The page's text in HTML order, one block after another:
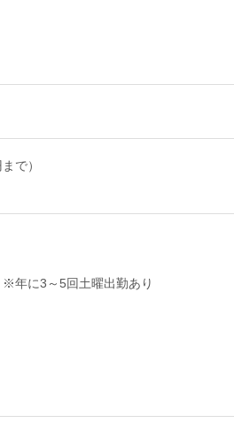
で）
年に3～5回土曜出勤あり